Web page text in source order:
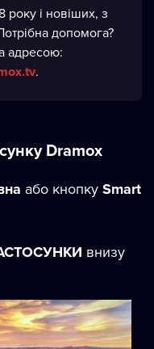
і новіших, з
допомога?
адресою:
.
Dramox
або кнопку Smart
внизу